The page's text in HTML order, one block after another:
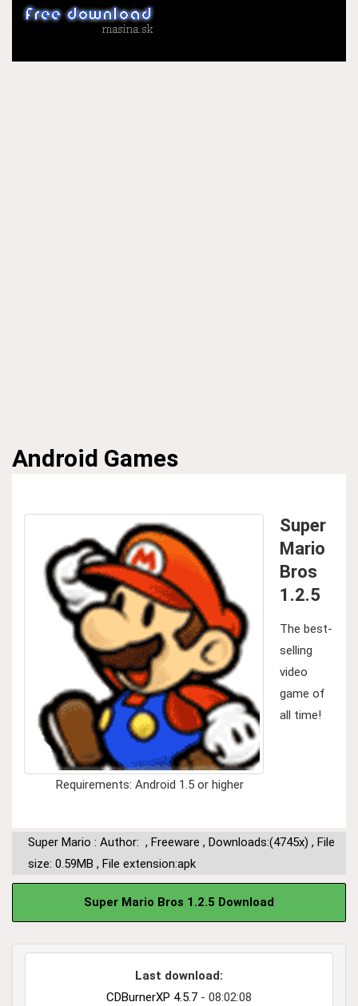
Android Games
Super
Mario
Bros
1.2.5
The best-
selling
video
game of
all time!
Requirements: Android 1.5 or higher
Super Mario : Author: , Freeware , Downloads:(4745x) , File
size: 0.59MB , File extension:apk
Super Mario Bros 1.2.5 Download
Last download:
CDBurnerXP 4.5.7 - 08:02:08